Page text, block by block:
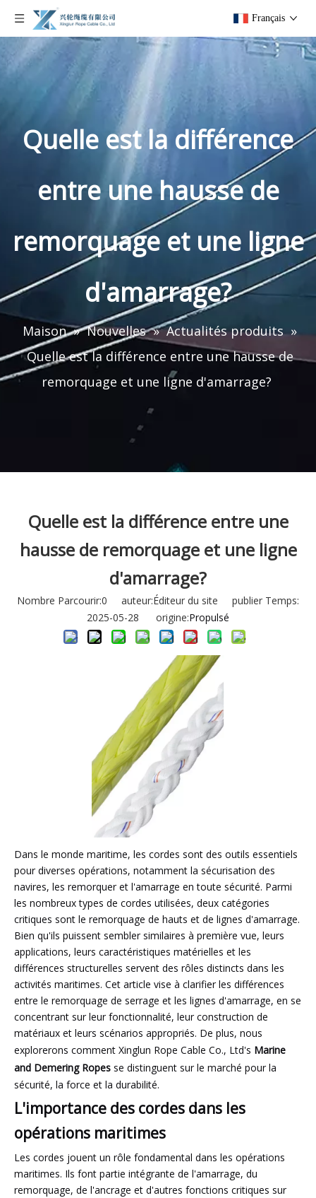
Français
Quelle est la différence
entre une hausse de
remorquage et une ligne
d'amarrage?
Maison » Nouvelles » Actualités produits »
Quelle est la différence entre une hausse de
remorquage et une ligne d'amarrage?
Quelle est la différence entre une
hausse de remorquage et une ligne
d'amarrage?
Nombre Parcourir:0 auteur:Éditeur du site publier Temps:
2025-05-28 origine:Propulsé
Dans le monde maritime, les cordes sont des outils essentiels
pour diverses opérations, notamment la sécurisation des
navires, les remorquer et l'amarrage en toute sécurité. Parmi
les nombreux types de cordes utilisées, deux catégories
critiques sont le remorquage de hauts et de lignes d'amarrage.
Bien qu'ils puissent sembler similaires à première vue, leurs
applications, leurs caractéristiques matérielles et les
différences structurelles servent des rôles distincts dans les
activités maritimes. Cet article vise à clarifier les différences
entre le remorquage de serrage et les lignes d'amarrage, en se
concentrant sur leur fonctionnalité, leur construction de
matériaux et leurs scénarios appropriés. De plus, nous
explorerons comment Xinglun Rope Cable Co., Ltd's Marine
and Demering Ropes se distinguent sur le marché pour la
sécurité, la force et la durabilité.
L'importance des cordes dans les
opérations maritimes
Les cordes jouent un rôle fondamental dans les opérations
maritimes. Ils font partie intégrante de l'amarrage, du
remorquage, de l'ancrage et d'autres fonctions critiques sur